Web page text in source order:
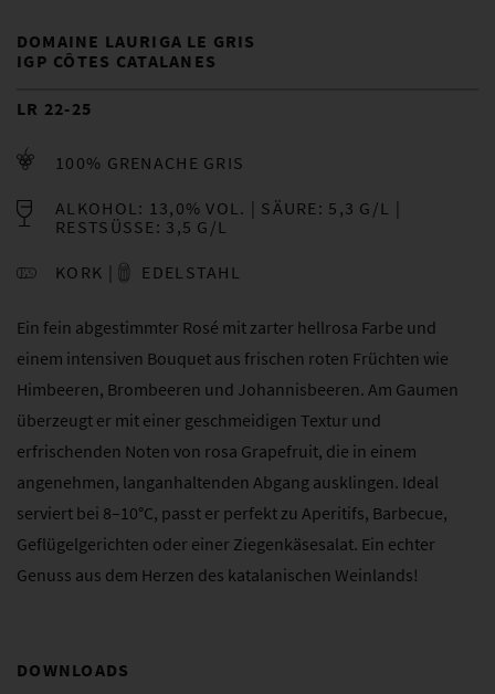
DOMAINE LAURIGA LE GRIS
IGP CÔTES CATALANES
LR 22-25
100% GRENACHE GRIS
ALKOHOL: 13,0% VOL.
SÄURE: 5,3 G/L
RESTSÜSSE: 3,5 G/L
KORK EDELSTAHL
Ein fein abgestimmter Rosé mit zarter hellrosa Farbe und
einem intensiven Bouquet aus frischen roten Früchten wie
Himbeeren, Brombeeren und Johannisbeeren. Am Gaumen
überzeugt er mit einer geschmeidigen Textur und
erfrischenden Noten von rosa Grapefruit, die in einem
angenehmen, langanhaltenden Abgang ausklingen. Ideal
serviert bei 8–10°C, passt er perfekt zu Aperitifs, Barbecue,
Geflügelgerichten oder einer Ziegenkäsesalat. Ein echter
Genuss aus dem Herzen des katalanischen Weinlands!
DOWNLOADS